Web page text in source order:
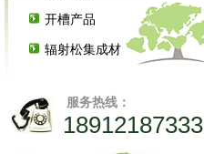
开槽产品
辐射松集成材
服务热线：
18912187333